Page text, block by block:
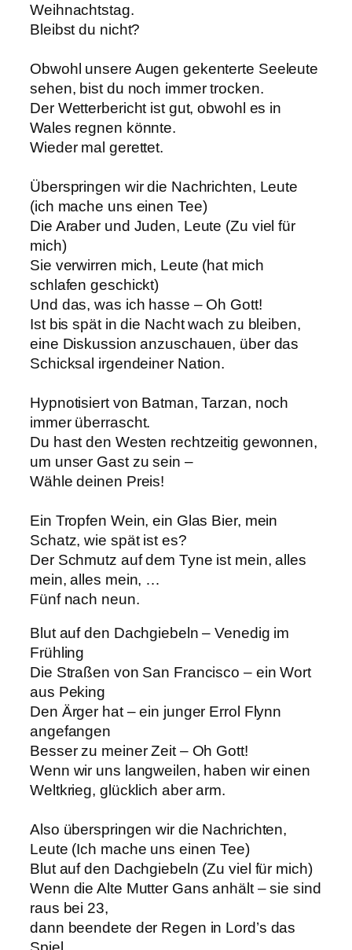
Weihnachtstag.
Bleibst du nicht?
Obwohl unsere Augen gekenterte Seeleute
sehen, bist du noch immer trocken.
Der Wetterbericht ist gut, obwohl es in
Wales regnen könnte.
Wieder mal gerettet.
Überspringen wir die Nachrichten, Leute
(ich mache uns einen Tee)
Die Araber und Juden, Leute (Zu viel für
mich)
Sie verwirren mich, Leute (hat mich
schlafen geschickt)
Und das, was ich hasse – Oh Gott!
Ist bis spät in die Nacht wach zu bleiben,
eine Diskussion anzuschauen, über das
Schicksal irgendeiner Nation.
Hypnotisiert von Batman, Tarzan, noch
immer überrascht.
Du hast den Westen rechtzeitig gewonnen,
um unser Gast zu sein –
Wähle deinen Preis!
Ein Tropfen Wein, ein Glas Bier, mein
Schatz, wie spät ist es?
Der Schmutz auf dem Tyne ist mein, alles
mein, alles mein, …
Fünf nach neun.
Blut auf den Dachgiebeln – Venedig im
Frühling
Die Straßen von San Francisco – ein Wort
aus Peking
Den Ärger hat – ein junger Errol Flynn
angefangen
Besser zu meiner Zeit – Oh Gott!
Wenn wir uns langweilen, haben wir einen
Weltkrieg, glücklich aber arm.
Also überspringen wir die Nachrichten,
Leute (Ich mache uns einen Tee)
Blut auf den Dachgiebeln (Zu viel für mich)
Wenn die Alte Mutter Gans anhält – sie sind
raus bei 23,
dann beendete der Regen in Lord’s das